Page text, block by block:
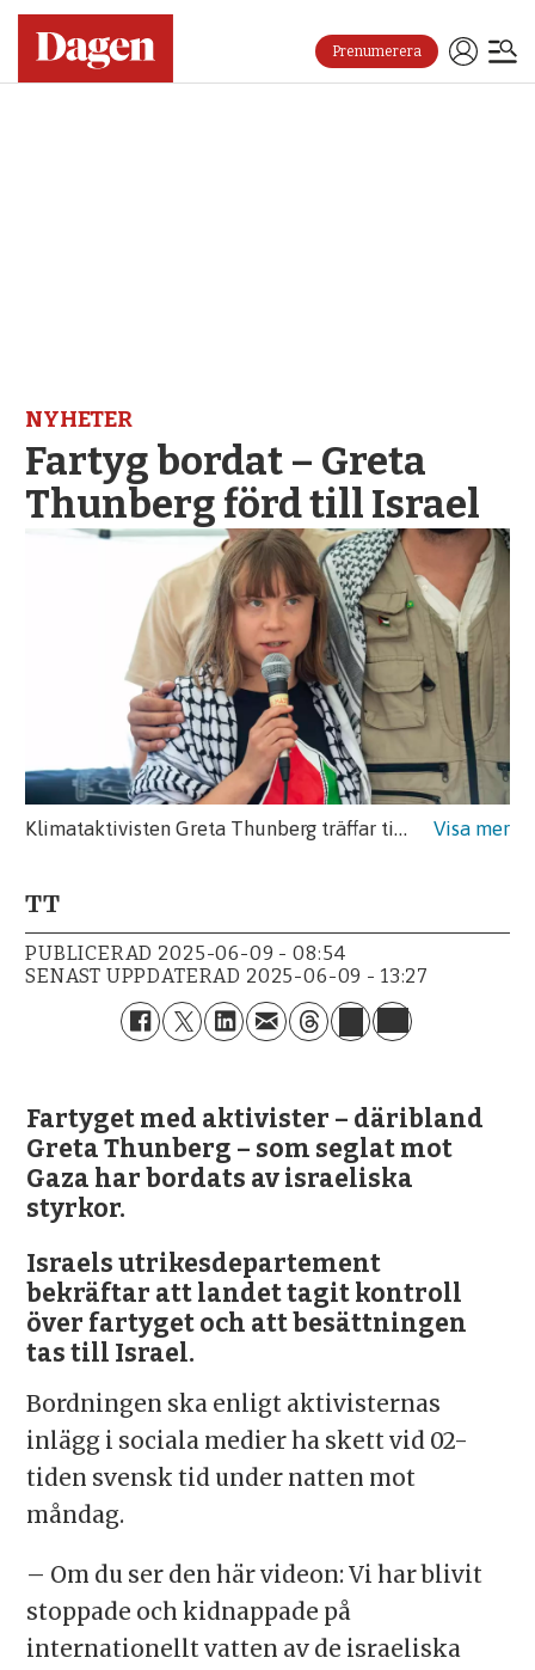
Prenumerera
NYHETER
Fartyg bordat – Greta
Thunberg förd till Israel
Klimataktivisten Greta Thunberg träffar tillsammans med andra aktivister från en människorättsorganisation journalister i Catania, Italien.
TT
PUBLICERAD
2025-06-09 - 08:54
SENAST UPPDATERAD
2025-06-09 - 13:27
Fartyget med aktivister – däribland
Greta Thunberg – som seglat mot
Gaza har bordats av israeliska
styrkor.
Israels utrikesdepartement
bekräftar att landet tagit kontroll
över fartyget och att besättningen
tas till Israel.
Bordningen ska enligt aktivisternas
inlägg i sociala medier ha skett vid 02-
tiden svensk tid under natten mot
måndag.
– Om du ser den här videon: Vi har blivit
stoppade och kidnappade på
internationellt vatten av de israeliska